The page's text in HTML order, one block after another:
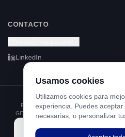
CONTACTO
LinkedIn
PROGRAMA KIT DIGITAL
GENERATION DEL MECANISMO DE
Usamos cookies
Utilizamos cookies para
experiencia. Puedes
necesarias, o personalizar